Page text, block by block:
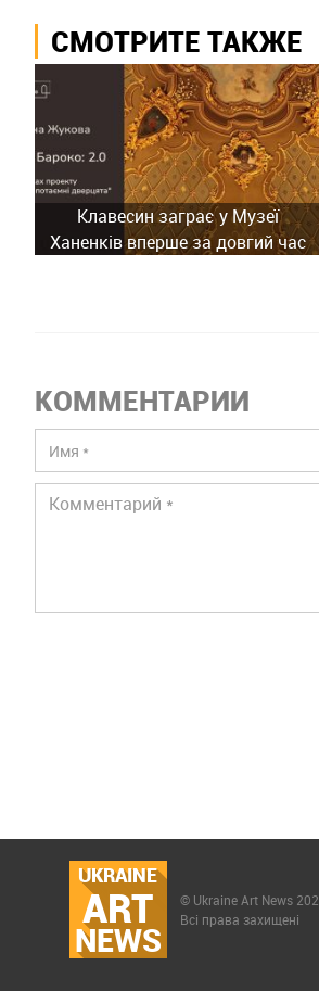
СМОТРИТЕ ТАКЖЕ
Клавесин заграє у Музеї
Ханенків вперше за довгий час
КОММЕНТАРИИ
UKRAINE
ART
NEWS
© Ukraine Art News
Всі права захищені